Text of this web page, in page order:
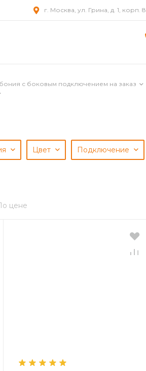
г. Москва, ул. Грина, д. 1, корп. 8
с боковым подключением на заказ
Цвет Подключение
цене